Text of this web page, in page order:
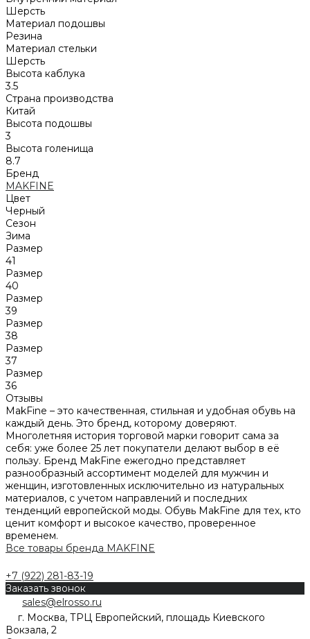
Шерсть
Материал подошвы
Резина
Материал стельки
Шерсть
Высота каблука
3.5
Страна производства
Китай
Высота подошвы
3
Высота голенища
8.7
Бренд
MAKFINE
Цвет
Черный
Сезон
Зима
Размер
41
Размер
40
Размер
39
Размер
38
Размер
37
Размер
36
Отзывы
MakFine – это качественная, стильная и удобная обувь на
каждый день. Это бренд, которому доверяют.
Многолетняя история торговой марки говорит сама за
себя: уже более 25 лет покупатели делают выбор в её
пользу. Бренд MakFine ежегодно представляет
разнообразный ассортимент моделей для мужчин и
женщин, изготовленных исключительно из натуральных
материалов, с учетом направлений и последних
тенденций европейской моды. Обувь MakFine для тех, кто
ценит комфорт и высокое качество, проверенное
временем.
Все товары бренда MAKFINE
+7 (922) 281-83-19
Заказать звонок
sales@elrosso.ru
г. Москва, ТРЦ Европейский, площадь Киевского
Вокзала, 2